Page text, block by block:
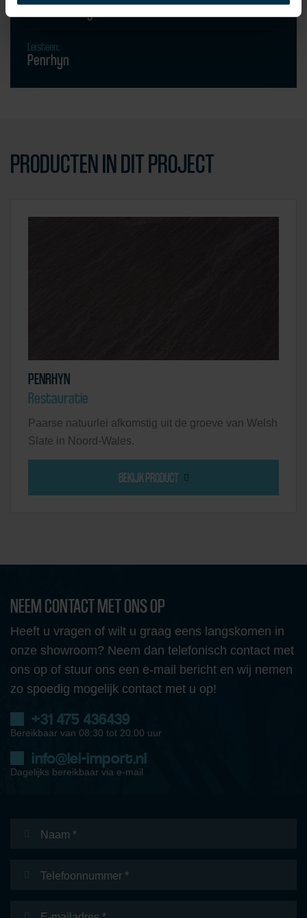
Maasdekking
Leisteen:
Penrhyn
PRODUCTEN IN DIT PROJECT
PENRHYN
Restauratie
Paarse natuurlei afkomstig uit de groeve van Welsh
Slate in Noord-Wales.
BEKIJK PRODUCT
NEEM CONTACT MET ONS OP
Heeft u vragen of wilt u graag eens langskomen in
onze showroom? Neem dan telefonisch contact met
ons op of stuur ons een e-mail bericht en wij nemen
zo spoedig mogelijk contact met u op!
+31 475 436439
Bereikbaar van 08:30 tot 20:00 uur
info@lei-import.nl
Dagelijks bereikbaar via e-mail